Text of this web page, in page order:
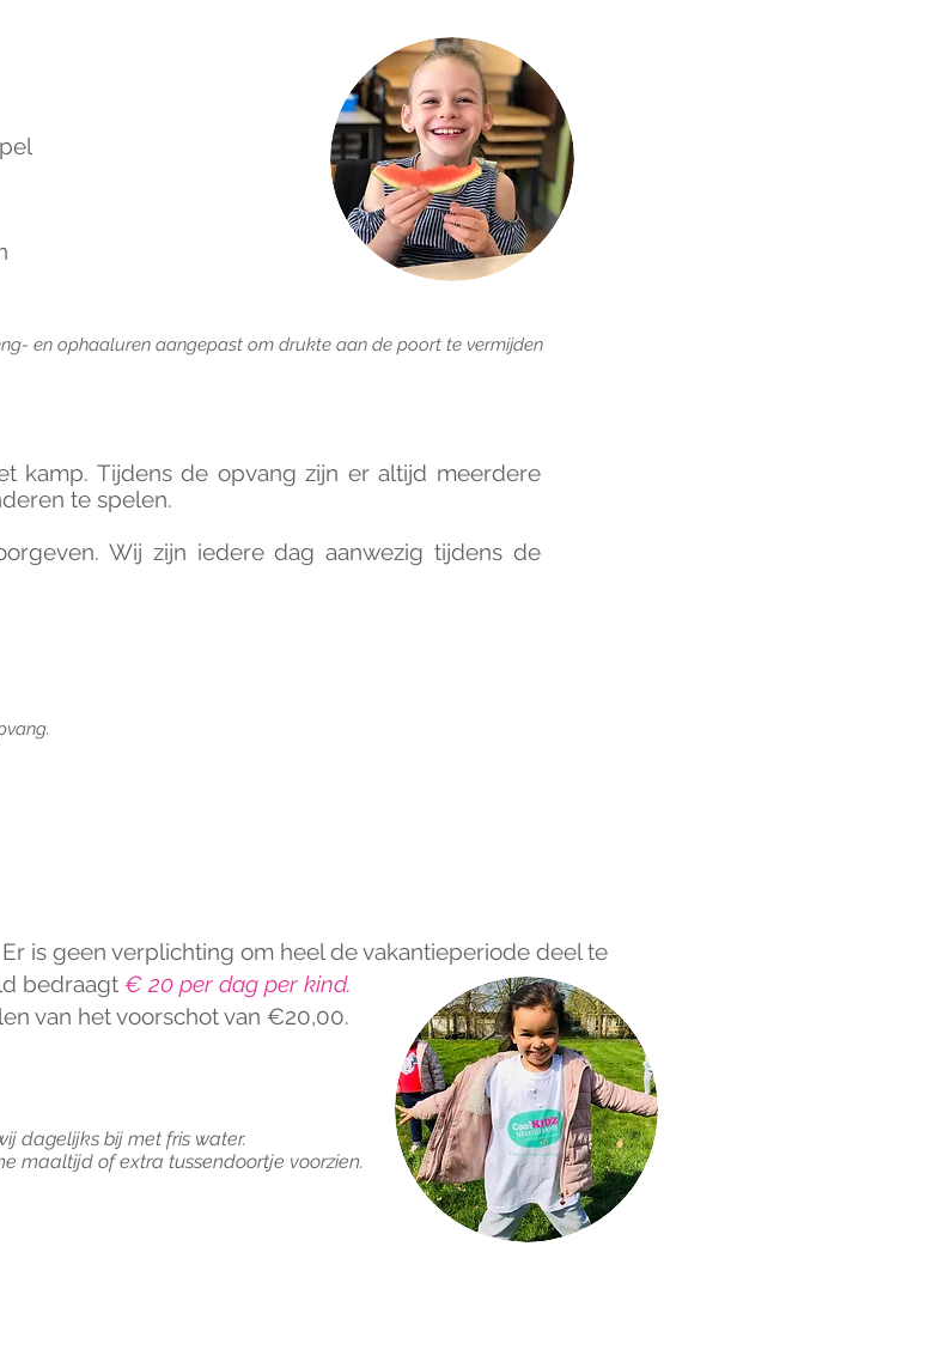
en ophaaluren aangepast om drukte aan de poort te vermijden
kamp. Tijdens de opvang zijn er altijd meerdere
te spelen.
Wij zijn iedere dag aanwezig tijdens de
is geen verplichting om heel de vakantieperiode deel te
bedraagt € 20 per dag per kind.
van het voorschot van €20,00.
dagelijks bij met fris water.
maaltijd of extra tussendoortje voorzien.